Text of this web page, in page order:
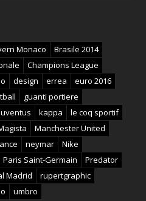
Monaco
Brasile 2014
Champions League
design errea
euro 2016
guanti portiere
kappa
le coq sportif
Manchester United
neymar
Nike
Paris Saint-Germain
Predator
Madrid
rupertgraphic
umbro